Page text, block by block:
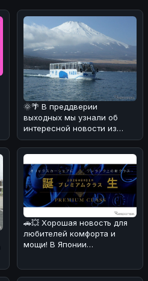
🌞🌴 В преддверии
выходных мы узнали об
интересной новости из
Японии! 🚗💦 Компания Fuji
Quick Bus з
🚗💥 Хорошая новость для
любителей комфорта и
мощи! В Японии